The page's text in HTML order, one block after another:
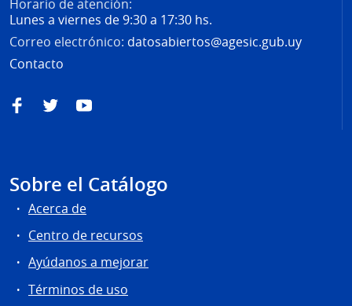
Horario de atención:
Lunes a viernes de 9:30 a 17:30 hs.
Correo electrónico: datosabiertos@agesic.gub.uy
Contacto
FacebookTwitterYouTube
Sobre el Catálogo
Acerca de
Centro de recursos
Ayúdanos a mejorar
Términos de uso